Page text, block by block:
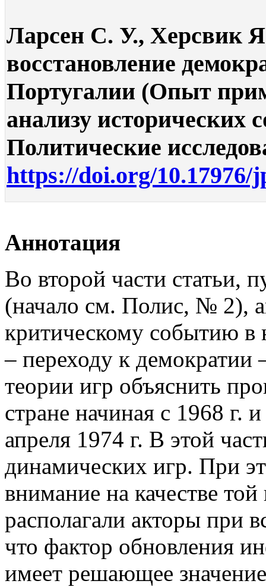
Ларсен С. У., Херсвик
восстановление
Португалии (Опыт
анализу
Политические
https://doi.org/10.17976/
Аннотация
Во второй части статьи,
(начало см. Полис, № 2),
критическому событию в
– переходу к
теории игр объяснить
стране начиная с 1968 г.
апреля 1974 г. В этой
динамических игр. При
внимание на качестве
располагали акторы при
что фактор обновления
имеет решающее